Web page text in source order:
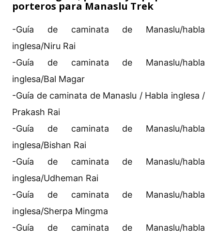
porteros para Manaslu Trek
-Guía de caminata de Manaslu/habla
inglesa/Niru Rai
-Guía de caminata de Manaslu/habla
inglesa/Bal Magar
-Guía de caminata de Manaslu / Habla inglesa /
Prakash Rai
-Guía de caminata de Manaslu/habla
inglesa/Bishan Rai
-Guía de caminata de Manaslu/habla
inglesa/Udheman Rai
-Guía de caminata de Manaslu/habla
inglesa/Sherpa Mingma
-Guía de caminata de Manaslu/habla